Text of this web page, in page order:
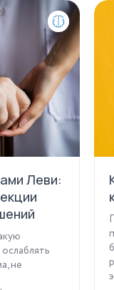
Леви:
не